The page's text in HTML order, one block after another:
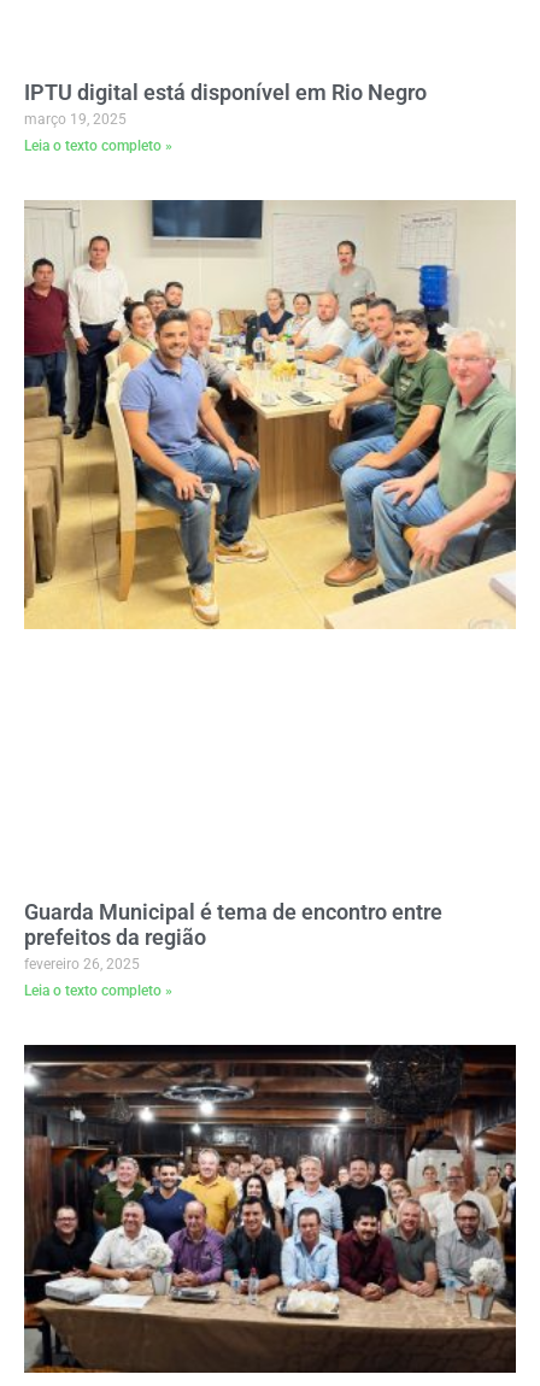
IPTU digital está disponível em Rio Negro
março 19, 2025
Leia o texto completo »
Guarda Municipal é tema de encontro entre
prefeitos da região
fevereiro 26, 2025
Leia o texto completo »